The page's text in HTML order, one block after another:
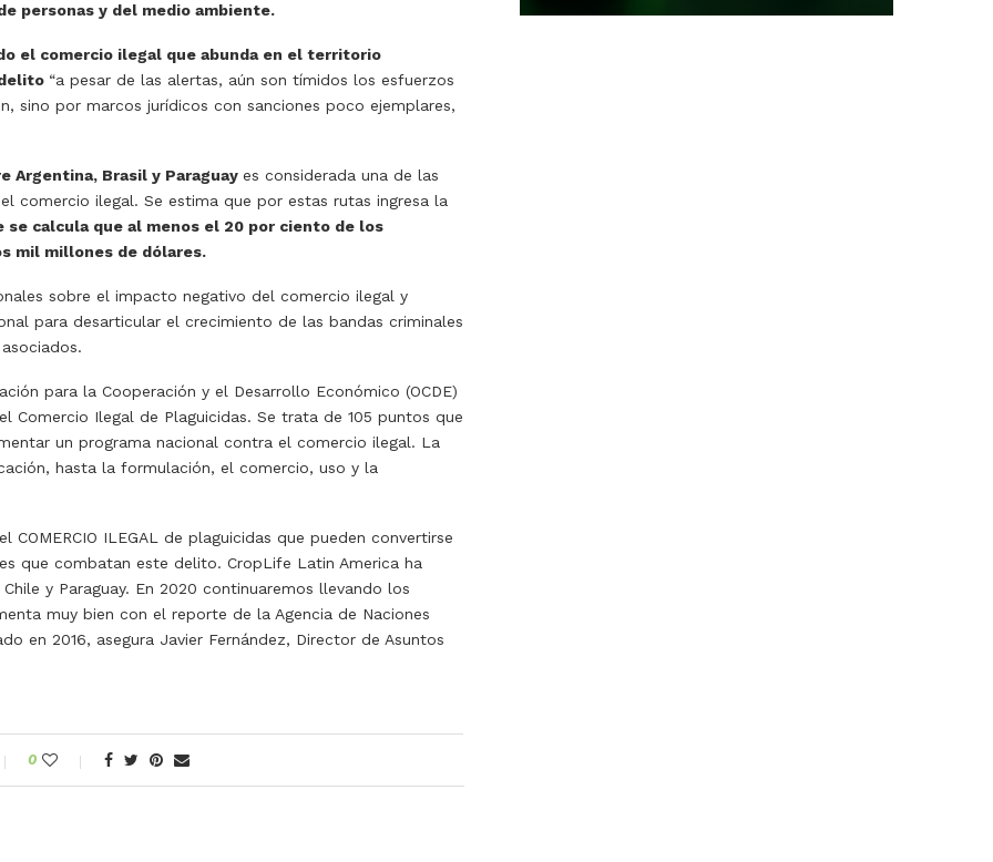
personas y del medio ambiente.
el comercio ilegal que abunda en el territorio
“a pesar de las alertas, aún son tímidos los esfuerzos
sino por marcos jurídicos con sanciones poco ejemplares,
Brasil y Paraguay es considerada una de las
comercio ilegal. Se estima que por estas rutas ingresa la
se calcula que al menos el 20 por ciento de los
mil millones de dólares.
sobre el impacto negativo del comercio ilegal y
para desarticular el crecimiento de las bandas criminales
para la Cooperación y el Desarrollo Económico (OCDE)
Comercio Ilegal de Plaguicidas. Se trata de 105 puntos que
un programa nacional contra el comercio ilegal. La
hasta la formulación, el comercio, uso y la
ILEGAL de plaguicidas que pueden convertirse
que combatan este delito. CropLife Latin America ha
y Paraguay. En 2020 continuaremos llevando los
muy bien con el reporte de la Agencia de Naciones
en 2016, asegura Javier Fernández, Director de Asuntos
0